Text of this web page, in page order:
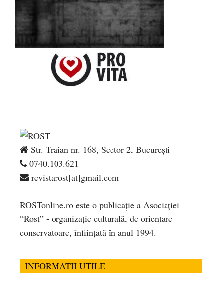
Str. Traian nr. 168, Sector 2, București
0740.103.621
revistarost[at]gmail.com
ROSTonline.ro este o publicaţie a Asociaţiei
“Rost” - organizaţie culturală, de orientare
conservatoare, înfiinţată în anul 1994.
INFORMATII UTILE